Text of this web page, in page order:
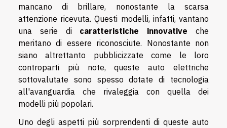
mancano di brillare, nonostante la scarsa
attenzione ricevuta. Questi modelli, infatti, vantano
una serie di caratteristiche innovative che
meritano di essere riconosciute. Nonostante non
siano altrettanto pubblicizzate come le loro
controparti più note, queste auto elettriche
sottovalutate sono spesso dotate di tecnologia
all'avanguardia che rivaleggia con quella dei
modelli più popolari.
Uno degli aspetti più sorprendenti di queste auto